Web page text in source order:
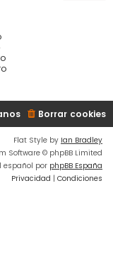
Borrar cookies
Flat Style by Ian Bradley
Software © phpBB Limited
español por phpBB España
Privacidad | Condiciones